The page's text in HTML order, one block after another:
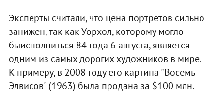
Эксперты считали, что цена портретов сильно
занижен, так как Уорхол, которому могло
быисполниться 84 года 6 августа, является
одним из самых дорогих художников в мире.
К примеру, в 2008 году его картина "Восемь
Элвисов" (1963) была продана за $100 млн.